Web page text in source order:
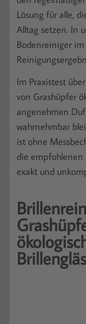
Lösung für alle,
Alltag setzen. In
Bodenreiniger
Im Praxistest
von Grashüpfer
angenehmen
wahrnehmbar
ist ohne
die empfohlenen
exakt und